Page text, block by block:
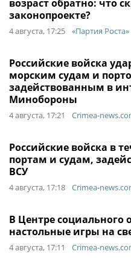
возраст обратно: что
законопроекте?
4 августа, 17:25 «Партия Роста»
Российские войска
морским судам и
задействованным в
Минобороны
4 августа, 17:21 Crimea-
Российские войска в
портам и судам,
ВСУ
4 августа, 17:18 Crimea-
В Центре социального
настольные игры на
4 августа, 17:11 Crimea-